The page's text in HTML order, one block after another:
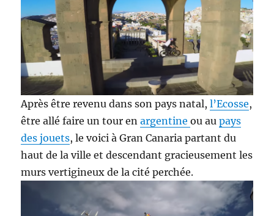
Après être revenu dans son pays natal,l’Ecosse,
être allé faire un tour enargentineou aupays
des jouets, le voici à Gran Canaria partant du
haut de la ville et descendant gracieusement les
murs vertigineux de la cité perchée.